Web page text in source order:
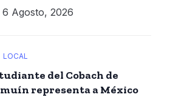
6 Agosto, 2026
LOCAL
del Cobach de
representa a México